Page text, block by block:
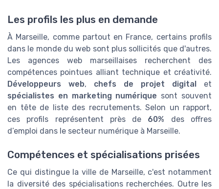
Les profils les plus en demande
À Marseille, comme partout en France, certains profils
dans le monde du web sont plus sollicités que d'autres.
Les agences web marseillaises recherchent des
compétences pointues alliant technique et créativité.
Développeurs web, chefs de projet digital et
spécialistes en marketing numérique sont souvent
en tête de liste des recrutements. Selon un rapport,
ces profils représentent près de 60% des offres
d’emploi dans le secteur numérique à Marseille.
Compétences et spécialisations prisées
Ce qui distingue la ville de Marseille, c'est notamment
la diversité des spécialisations recherchées. Outre les